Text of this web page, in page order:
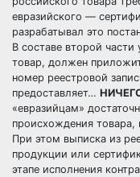
евразийского —
разрабатывал это
В составе второй
товар, должен
номер реестровой
предоставляет…
«евразийцам»
происхождения товара,
При этом выписка из
продукции или
этапе исполнения